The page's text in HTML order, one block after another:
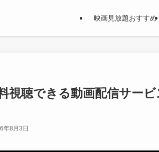
映画見放題おすすめ
視聴できる動画配信サー
年8月3日